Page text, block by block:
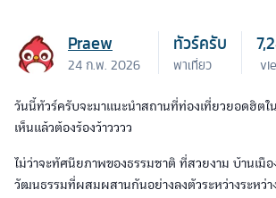
Praew
24 ก.พ. 2026
ทัวร์ครับ
พาเที่ยว
วันนี้ทัวร์ครับจะมาแนะนำสถานที่ท่องเที่ยวยอดฮิตใ
เห็นแล้วต้องร้องว้าวววว
ไม่ว่าจะทัศนียภาพของธรรมชาติ ที่สวยงาม บ้านเมื
วัฒนธรรมที่ผสมผสานกันอย่างลงตัวระหว่างระหว่า